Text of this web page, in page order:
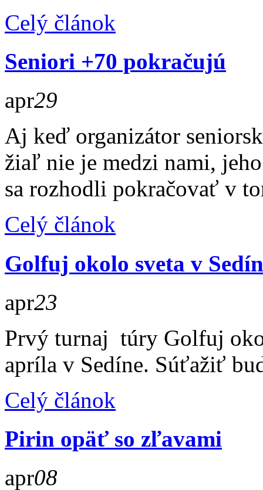
Celý článok
Seniori +70 pokračujú
apr29
Aj keď organizátor
žiaľ nie je medzi nami,
sa rozhodli pokračovať v
Celý článok
Golfuj okolo sveta v
apr23
Prvý turnaj túry Golfuj
apríla v Sedíne. Súťažiť
Celý článok
Pirin opäť so zľavami
apr08